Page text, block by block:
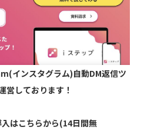
インスタグラム)自動DM返信ツ
しております！
はこちらから(14日間無